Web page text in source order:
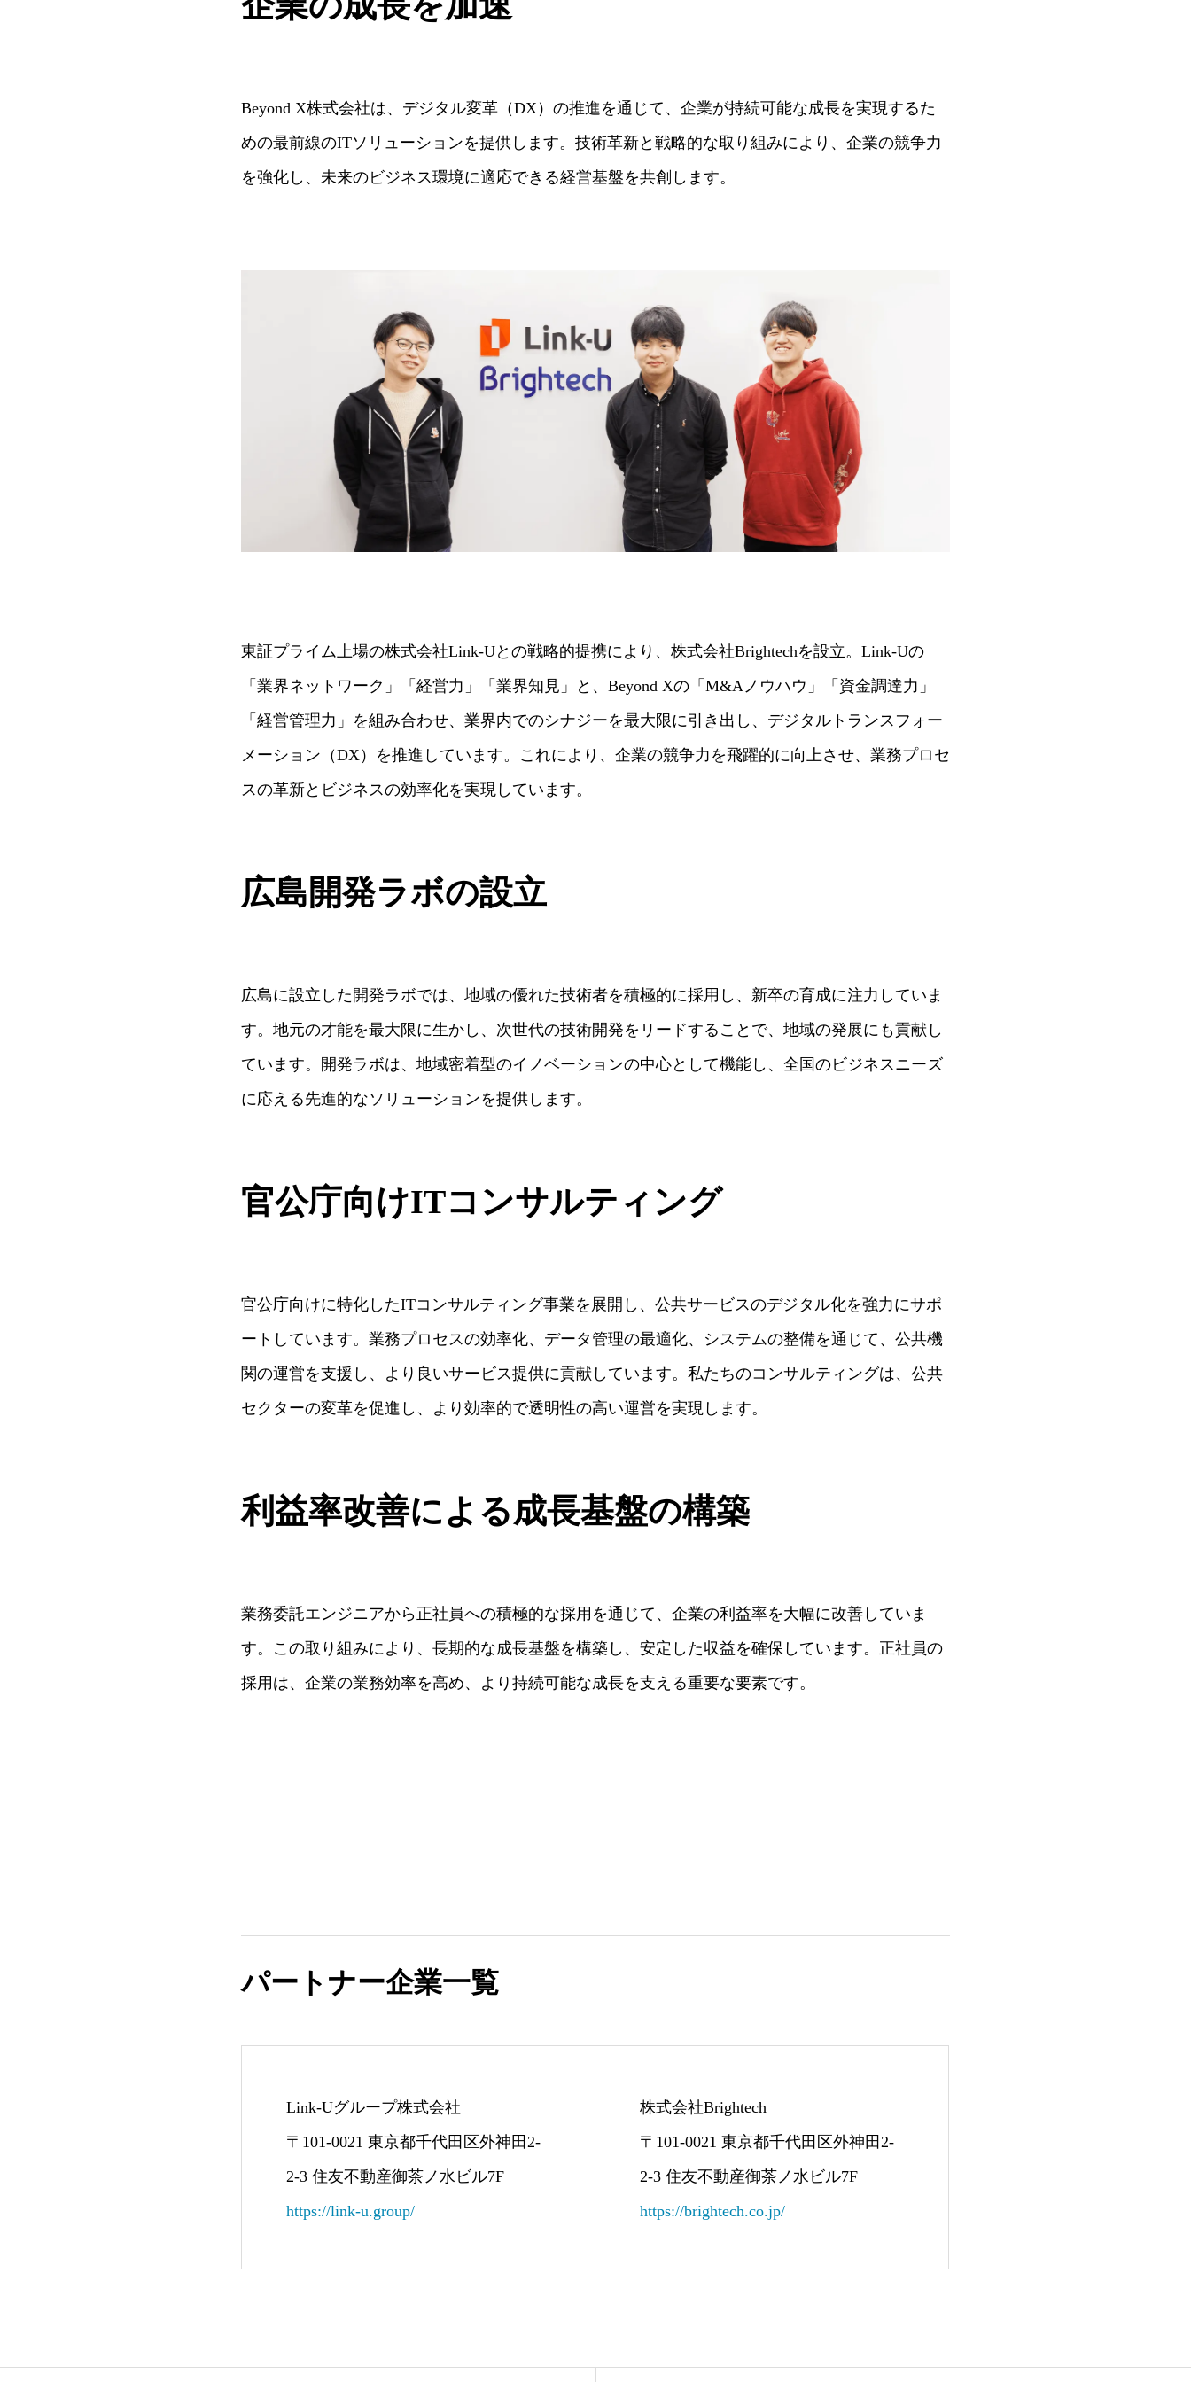
Beyond X株式会社は、デジタル変革（DX）の推進を通じて、企業が持続可能な成長を実現するた
めの最前線のITソリューションを提供します。技術革新と戦略的な取り組みにより、企業の競争力
を強化し、未来のビジネス環境に適応できる経営基盤を共創します。
東証プライム上場の株式会社Link-Uとの戦略的提携により、株式会社Brightechを設立。Link-Uの
「業界ネットワーク」「経営力」「業界知見」と、Beyond Xの「M&Aノウハウ」「資金調達力」
「経営管理力」を組み合わせ、業界内でのシナジーを最大限に引き出し、デジタルトランスフォー
メーション（DX）を推進しています。これにより、企業の競争力を飛躍的に向上させ、業務プロセ
スの革新とビジネスの効率化を実現しています。
広島開発ラボの設立
広島に設立した開発ラボでは、地域の優れた技術者を積極的に採用し、新卒の育成に注力していま
す。地元の才能を最大限に生かし、次世代の技術開発をリードすることで、地域の発展にも貢献し
ています。開発ラボは、地域密着型のイノベーションの中心として機能し、全国のビジネスニーズ
に応える先進的なソリューションを提供します。
官公庁向けITコンサルティング
官公庁向けに特化したITコンサルティング事業を展開し、公共サービスのデジタル化を強力にサポ
ートしています。業務プロセスの効率化、データ管理の最適化、システムの整備を通じて、公共機
関の運営を支援し、より良いサービス提供に貢献しています。私たちのコンサルティングは、公共
セクターの変革を促進し、より効率的で透明性の高い運営を実現します。
利益率改善による成長基盤の構築
業務委託エンジニアから正社員への積極的な採用を通じて、企業の利益率を大幅に改善していま
す。この取り組みにより、長期的な成長基盤を構築し、安定した収益を確保しています。正社員の
採用は、企業の業務効率を高め、より持続可能な成長を支える重要な要素です。
パートナー企業一覧
Link-Uグループ株式会社
〒101-0021 東京都千代田区外神田2-
2-3 住友不動産御茶ノ水ビル7F
https://link-u.group/
株式会社Brightech
〒101-0021 東京都千代田区外神田2-
2-3 住友不動産御茶ノ水ビル7F
https://brightech.co.jp/